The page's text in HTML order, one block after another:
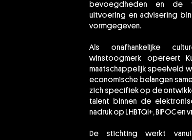
bevoegdheden en de
uitvoering en advisering
vormgegeven.
Als onafhankelijke
winstoogmerk opereert
maatschappelijk speelveld
economische belangen
zich specifiek op de
talent binnen de
nadruk op LHBTQI+, BIPOC en
De stichting werkt